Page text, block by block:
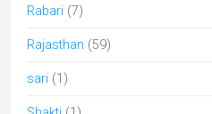
Rabari (7)
Rajasthan (59)
sari (1)